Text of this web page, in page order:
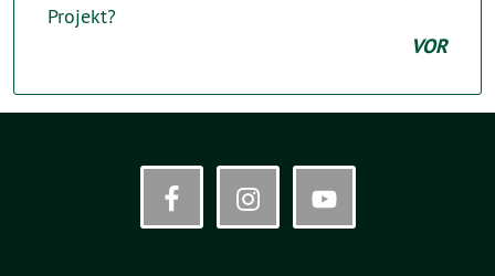
Projekt?
VOR